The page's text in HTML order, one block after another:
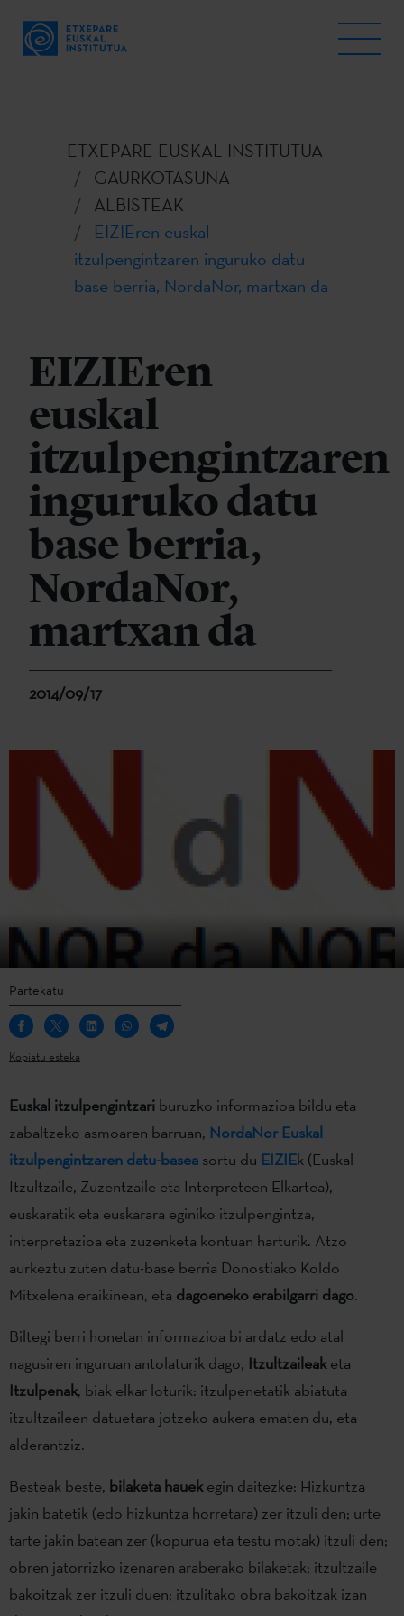
ETXEPARE EUSKAL INSTITUTUA
GAURKOTASUNA
ALBISTEAK
EIZIEren euskal
itzulpengintzaren inguruko datu
base berria, NordaNor, martxan da
EIZIEren
euskal
itzulpengintzaren
inguruko datu
base berria,
NordaNor,
martxan da
2014/09/17
Partekatu
Kopiatu esteka
Euskal itzulpengintzari buruzko informazioa bildu eta
zabaltzeko asmoaren barruan, NordaNor Euskal
itzulpengintzaren datu-basea sortu du EIZIEk (Euskal
Itzultzaile, Zuzentzaile eta Interpreteen Elkartea),
euskaratik eta euskarara eginiko itzulpengintza,
interpretazioa eta zuzenketa kontuan harturik. Atzo
aurkeztu zuten datu-base berria Donostiako Koldo
Mitxelena eraikinean, eta dagoeneko erabilgarri dago.
Biltegi berri honetan informazioa bi ardatz edo atal
nagusiren inguruan antolaturik dago, Itzultzaileaketa
Itzulpenak, biak elkar loturik: itzulpenetatik abiatuta
itzultzaileen datuetara jotzeko aukera ematen du, eta
alderantziz.
Besteak beste, bilaketa hauekegin daitezke: Hizkuntza
jakin batetik (edo hizkuntza horretara) zer itzuli den; urte
tarte jakin batean zer (kopurua eta testu motak) itzuli den;
obren jatorrizko izenaren araberako bilaketak; itzultzaile
bakoitzak zer itzuli duen; itzulitako obra bakoitzak izan